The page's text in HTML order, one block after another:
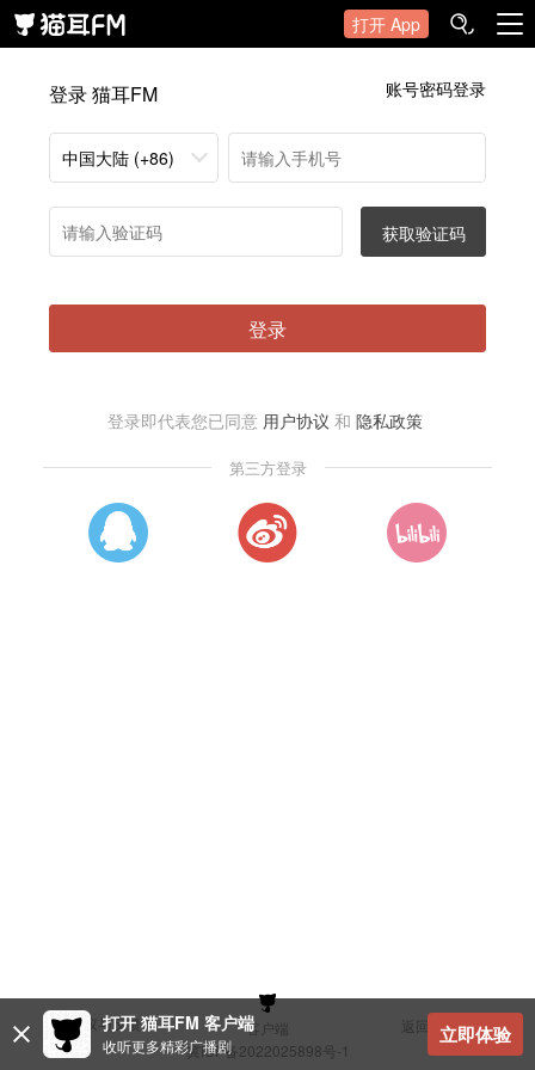
打开 App
登录 猫耳FM 账号密码登录
中国大陆 (+86)
获取验证码
登录
登录即代表您已同意 用户协议 和 隐私政策
第三方登录
建议与反馈 客户端
返回顶部
冀ICP备2022025898号-1
打开 猫耳FM 客户端
收听更多精彩广播剧 立即体验